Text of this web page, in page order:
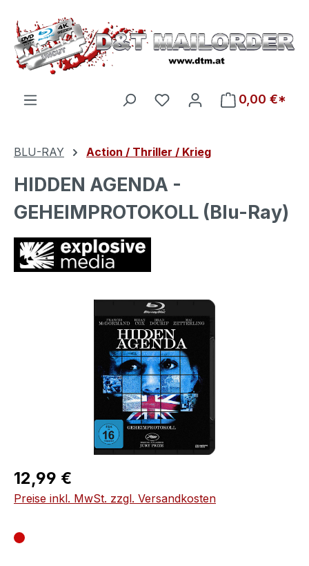
Zum Hauptinhalt springen
Du hast 0 Produkte auf
0,00 €*
BLU-RAY Action / Thriller / Krieg
HIDDEN AGENDA -
GEHEIMPROTOKOLL (Blu-Ray)
Bildergalerie überspringen
Regulärer Preis:
12,99 €
Preise inkl. MwSt. zzgl. Versandkosten